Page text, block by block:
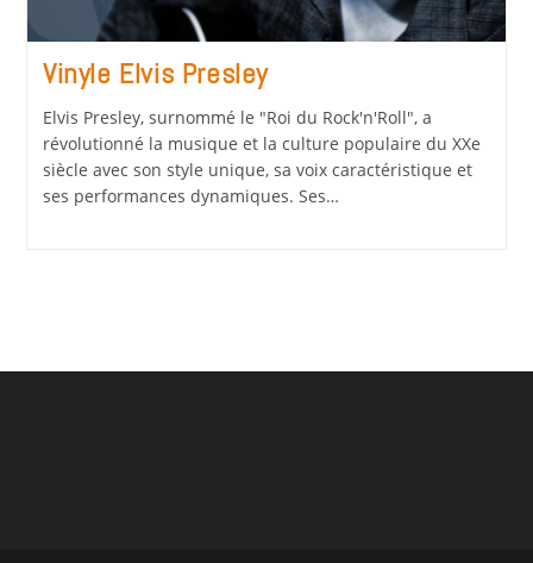
Vinyle Elvis Presley
Elvis Presley, surnommé le "Roi du Rock'n'Roll", a
révolutionné la musique et la culture populaire du XXe
siècle avec son style unique, sa voix caractéristique et
ses performances dynamiques. Ses…